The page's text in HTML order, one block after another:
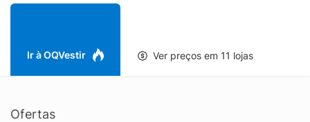
aplicado- Barra retaEspecificações & CuidadosLavar à
Ir à OQVestir Ver preços em 11 lojas
Ofertas